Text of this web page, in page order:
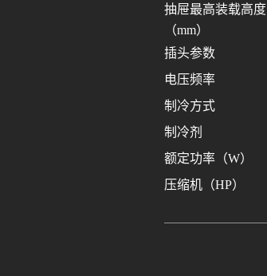
抽屉最高装载高度
（mm）
插头参数
电压频率
制冷方式
制冷剂
额定功率（W）
压缩机（HP）